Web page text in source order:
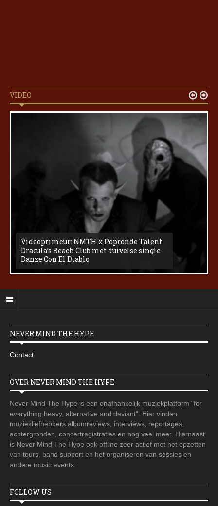
VIDEO
Videoprimeur: NMTH x Popronde Talent
Dracula’s Beach Club met duivelse single
Danze Con El Diablo
 
NEVER MIND THE HYPE
Contact
OVER NEVER MIND THE HYPE
Never Mind The Hype is een onafhankelijk muziekplatform "for
everything heavy, alternative and deviant". Hier vinden
muziekliefhebbers albumreviews, interviews, reportages,
achtergronden, concertregistraties en nog veel meer. Hiernaast
is Never Mind The Hype ook offline zeer actief met het opzetten
van tours, band support en het organiseren van sessies en
andere music events.
FOLLOW US